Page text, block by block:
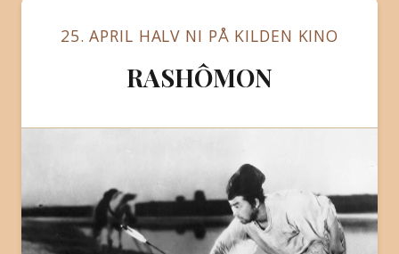
OM FILMKLUBBEN
BLI MEDLEM
25. APRIL HALV NI PÅ KILDEN KINO
RASHÔMON